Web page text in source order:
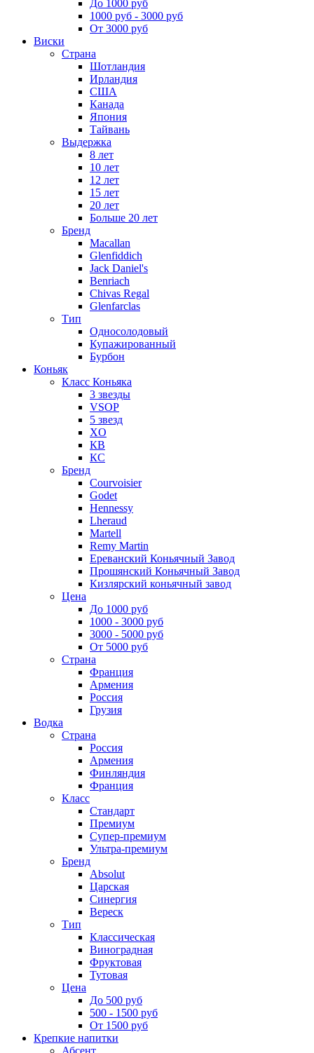
До 1000 руб
1000 руб - 3000 руб
От 3000 руб
Виски
Страна
Шотландия
Ирландия
США
Канада
Япония
Тайвань
Выдержка
8 лет
10 лет
12 лет
15 лет
20 лет
Больше 20 лет
Бренд
Macallan
Glenfiddich
Jack Daniel's
Benriach
Chivas Regal
Glenfarclas
Тип
Односолодовый
Купажированный
Бурбон
Коньяк
Класс Коньяка
3 звезды
VSOP
5 звезд
XO
КВ
КС
Бренд
Courvoisier
Godet
Hennessy
Lheraud
Martell
Remy Martin
Ереванский Коньячный Завод
Прошянский Коньячный Завод
Кизлярский коньячный завод
Цена
До 1000 руб
1000 - 3000 руб
3000 - 5000 руб
От 5000 руб
Страна
Франция
Армения
Россия
Грузия
Водка
Страна
Россия
Армения
Финляндия
Франция
Класс
Стандарт
Премиум
Супер-премиум
Ультра-премиум
Бренд
Absolut
Царская
Синергия
Вереск
Тип
Классическая
Виноградная
Фруктовая
Тутовая
Цена
До 500 руб
500 - 1500 руб
От 1500 руб
Крепкие напитки
Абсент